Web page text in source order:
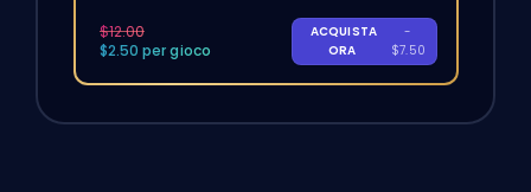
$12.00
$2.50 per gioco
ACQUISTA
ORA
-
$7.50